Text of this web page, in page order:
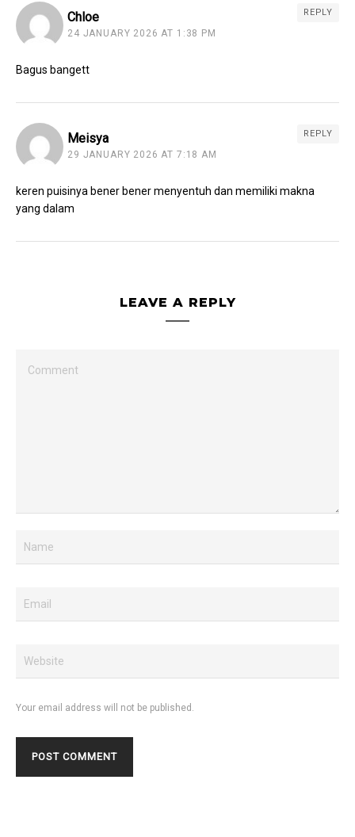
Chloe
24 JANUARY 2026 AT 1:38 PM
REPLY
Bagus bangett
Meisya
29 JANUARY 2026 AT 7:18 AM
REPLY
keren puisinya bener bener menyentuh dan memiliki makna
yang dalam
LEAVE A REPLY
Your email address will not be published.